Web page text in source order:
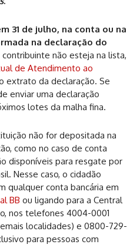
31 de julho, na conta ou na
na declaração do
contribuinte não esteja na lista,
de Atendimento ao
extrato da declaração. Se
enviar uma declaração
lotes da malha fina.
não for depositada na
como no caso de conta
disponíveis para resgate por
Nesse caso, o cidadão
qualquer conta bancária em
BB ou ligando para a Central
nos telefones 4004-0001
localidades) e 0800-729-
para pessoas com